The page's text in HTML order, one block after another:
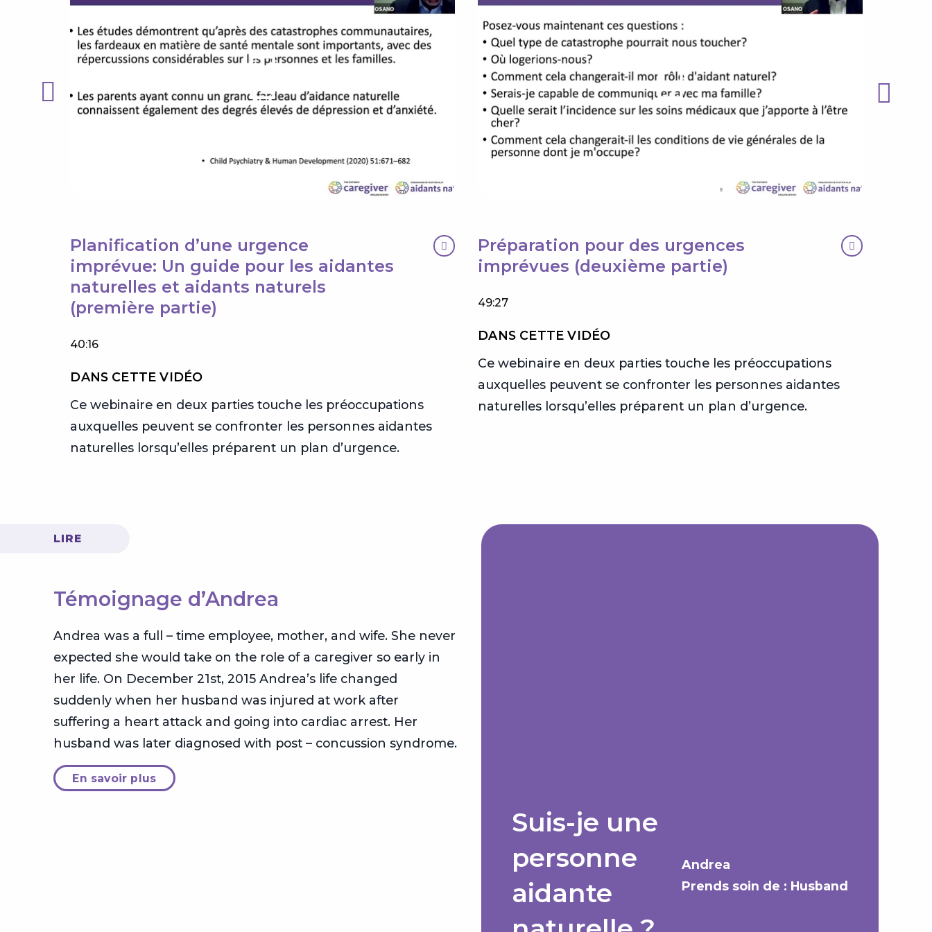
Planification d’une urgence
imprévue: Un guide pour les aidantes
naturelles et aidants naturels
(première partie)
40:16
DANS CETTE VIDÉO
Ce webinaire en deux parties touche les préoccupations
auxquelles peuvent se confronter les personnes aidantes
naturelles lorsqu’elles préparent un plan d’urgence.
Préparation pour des urgences
imprévues (deuxième partie)
49:27
DANS CETTE VIDÉO
Ce webinaire en deux parties touche les préoccupations
auxquelles peuvent se confronter les personnes aidantes
naturelles lorsqu’elles préparent un plan d’urgence.
Suis-je une
personne
aidante
Andrea
Prends soin de : Husband
LIRE
Témoignage d’Andrea
Andrea was a full – time employee, mother, and wife. She never
expected she would take on the role of a caregiver so early in
her life. On December 21st, 2015 Andrea’s life changed
suddenly when her husband was injured at work after
suffering a heart attack and going into cardiac arrest. Her
husband was later diagnosed with post – concussion syndrome.
En savoir plus